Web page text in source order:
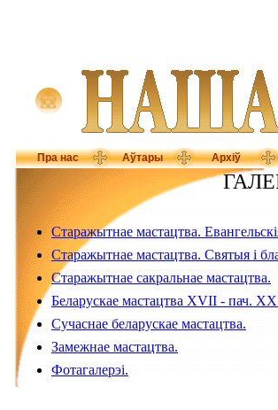
Пра нас Аўтары Архіў
Старажытнае мастацтва.
Старажытнае мастацтва. Святыя і
Старажытнае сакральнае мастацтва.
Беларускае мастацтва XVII - пач. XX
Сучаснае беларускае мастацтва.
Замежнае мастацтва.
Фотагалерэі.